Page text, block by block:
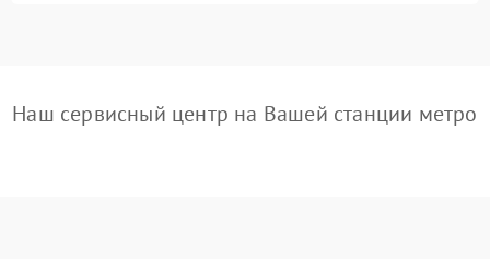
Наш сервисный центр на Вашей станции метро